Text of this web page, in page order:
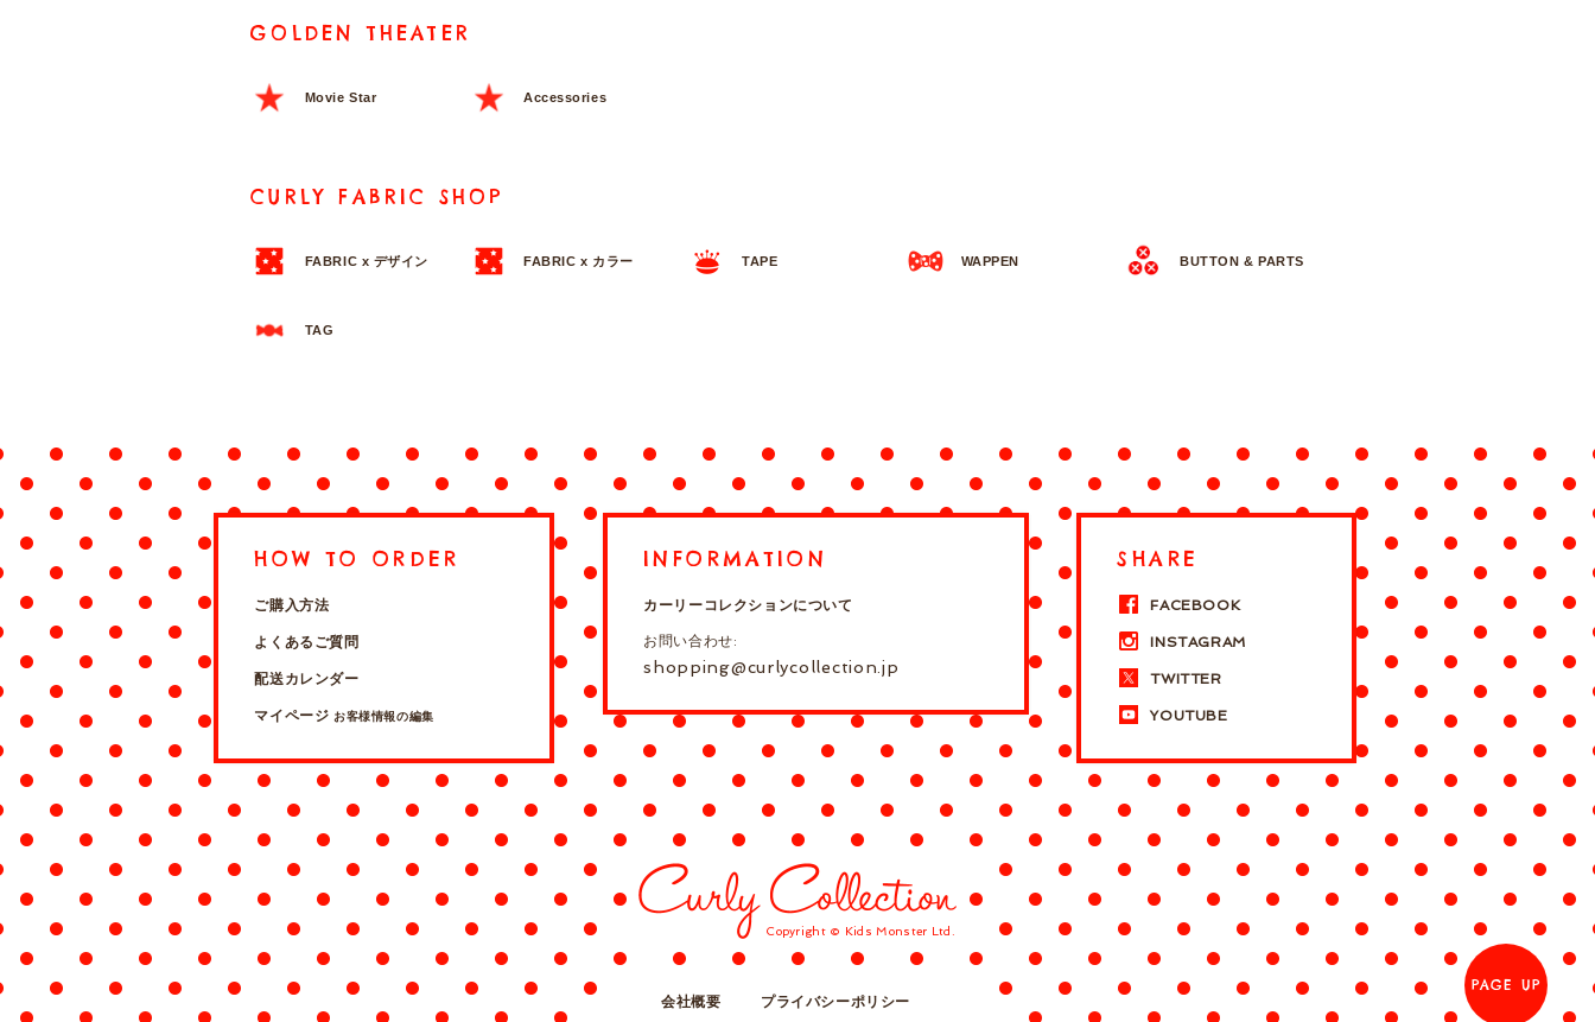
GOLDEN THEATER
Movie Star Accessories
CURLY FABRIC SHOP
FABRIC x デザイン FABRIC x カラー TAPE WAPPEN BUTTON & PARTS
TAG
HOW TO ORDER
ご購入方法
よくあるご質問
配送カレンダー
マイページお客様情報の編集
INFORMATION
カーリーコレクションについて
お問い合わせ:
shopping@curlycollection.jp
SHARE
FACEBOOK
INSTAGRAM
TWITTER
YOUTUBE
Copyright © Kids Monster Ltd.
会社概要 プライバシーポリシー
PAGE UP